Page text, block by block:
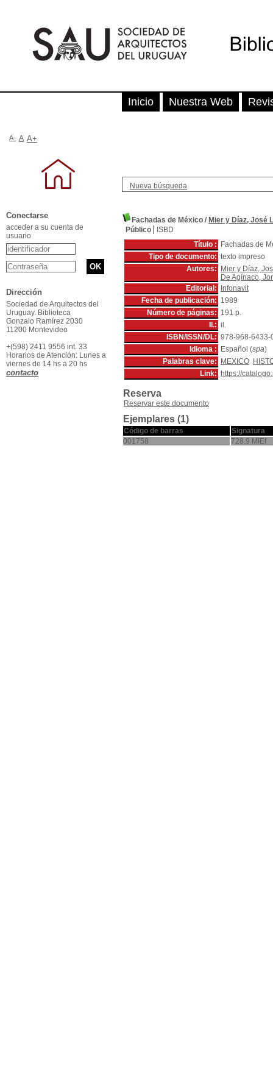
Nueva búsqueda
Fachadas de México / Mier y Díaz, José
Público
ISBD
Título :
Fachadas de
Tipo de documento: texto impreso
Autores:
Mier y Díaz,
De Agínaco,
Editorial:
Infonavit
Fecha de publicación: 1989
Número de páginas: 191 p.
Il.: il.
ISBN/ISSN/DL: 978-968-6433-
Idioma :
Español (spa)
Palabras clave:
MEXICO
Link:
https://
Reserva
Reservar este documento
Ejemplares (1)
Código de barras
Signatura
001758
728.9 MIEf
Inicio Nuestra Web
A- A A+
Conectarse
acceder a su cuenta de
usuario
Dirección
Sociedad de Arquitectos del
Uruguay. Biblioteca
Gonzalo Ramírez 2030
11200 Montevideo
+(598) 2411 9556 int. 33
Horarios de Atención: Lunes a
viernes de 14 hs a 20 hs
contacto